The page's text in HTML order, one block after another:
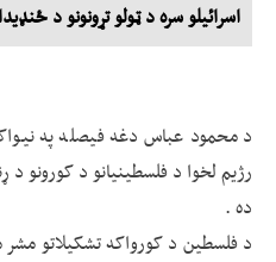
اسرائیلو سره د ټولو تړونونو د
د محمود عباس دغه فیصله په
رژیم لخوا د فلسطینیانو د کورونو د
ده .
د فلسطین د کورواکه تشکیلاتو مشر